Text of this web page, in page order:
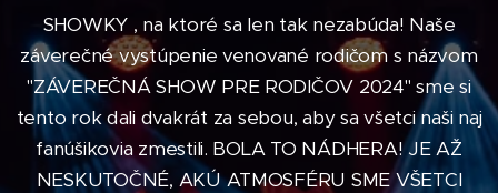
SHOWKY , na ktoré sa len tak nezabúda! Naše
záverečné vystúpenie venované rodičom s názvom
"ZÁVEREČNÁ SHOW PRE RODIČOV 2024" sme si
tento rok dali dvakrát za sebou, aby sa všetci naši naj
fanúšikovia zmestili. BOLA TO NÁDHERA! JE AŽ
NESKUTOČNÉ, AKÚ ATMOSFÉRU SME VŠETCI